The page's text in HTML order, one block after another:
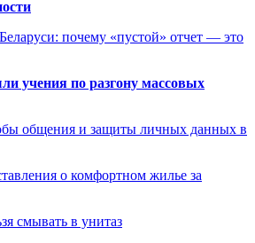
почему «пустой» отчет — это
учения по разгону массовых
общения и защиты личных данных в
о комфортном жилье за
смывать в унитаз